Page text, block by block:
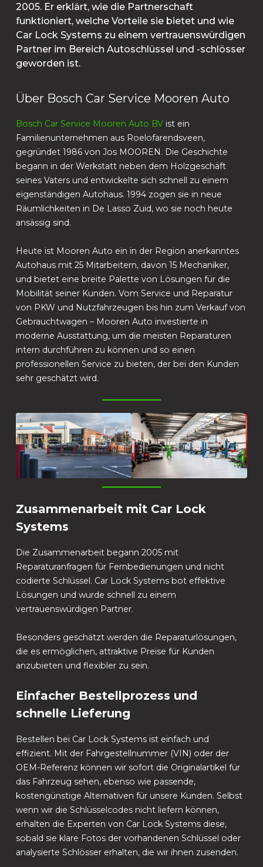
2005. Er erklärt, wie die Partnerschaft
funktioniert, welche Vorteile sie bietet und wie
Car Lock Systems zu einem vertrauenswürdigen
Partner im Bereich Autoschlüssel und -schlösser
geworden ist.
Über Bosch Car Service Mooren Auto
Bosch Car Service Mooren Auto BV ist ein
Familienunternehmen aus Roelofarendsveen,
gegründet 1986 von Jos MOOREN. Die Geschichte
begann in der Werkstatt neben dem Holzgeschäft
seines Vaters und entwickelte sich schnell zu einem
eigenständigen Autohaus. 1994 zogen sie in neue
Räumlichkeiten in De Lasso Zuid, wo sie noch heute
ansässig sind.
Heute ist Mooren Auto ein in der Region anerkanntes
Autohaus mit 25 Mitarbeitern, davon 15 Mechaniker,
und bietet eine breite Palette von Lösungen für die
Mobilität seiner Kunden. Vom Service und Reparatur
von PKW und Nutzfahrzeugen bis hin zum Verkauf von
Gebrauchtwagen – Mooren Auto investierte in
moderne Ausstattung, um die meisten Reparaturen
intern durchführen zu können und so einen
professionellen Service zu bieten, der bei den Kunden
sehr geschätzt wird.
Zusammenarbeit mit Car Lock
Systems
Die Zusammenarbeit begann 2005 mit
Reparaturanfragen für Fernbedienungen und nicht
codierte Schlüssel. Car Lock Systems bot effektive
Lösungen und wurde schnell zu einem
vertrauenswürdigen Partner.
Besonders geschätzt werden die Reparaturlösungen,
die es ermöglichen, attraktive Preise für Kunden
anzubieten und flexibler zu sein.
Einfacher Bestellprozess und
schnelle Lieferung
Bestellen bei Car Lock Systems ist einfach und
effizient. Mit der Fahrgestellnummer (VIN) oder der
OEM-Referenz können wir sofort die Originalartikel für
das Fahrzeug sehen, ebenso wie passende,
kostengünstige Alternativen für unsere Kunden. Selbst
wenn wir die Schlüsselcodes nicht liefern können,
erhalten die Experten von Car Lock Systems diese,
sobald sie klare Fotos der vorhandenen Schlüssel oder
analysierte Schlösser erhalten, die wir ihnen zusenden.